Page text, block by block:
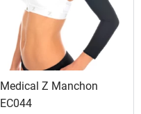
40,99 €
M
Medical Z Manchon
EC044